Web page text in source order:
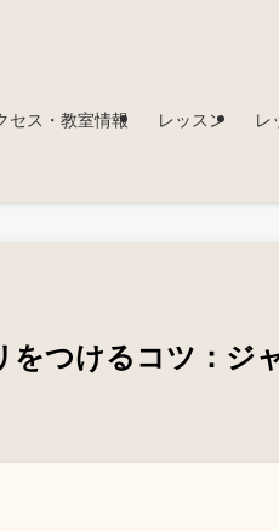
セス・教室情報 レッスン レ
をつけるコツ：ジ